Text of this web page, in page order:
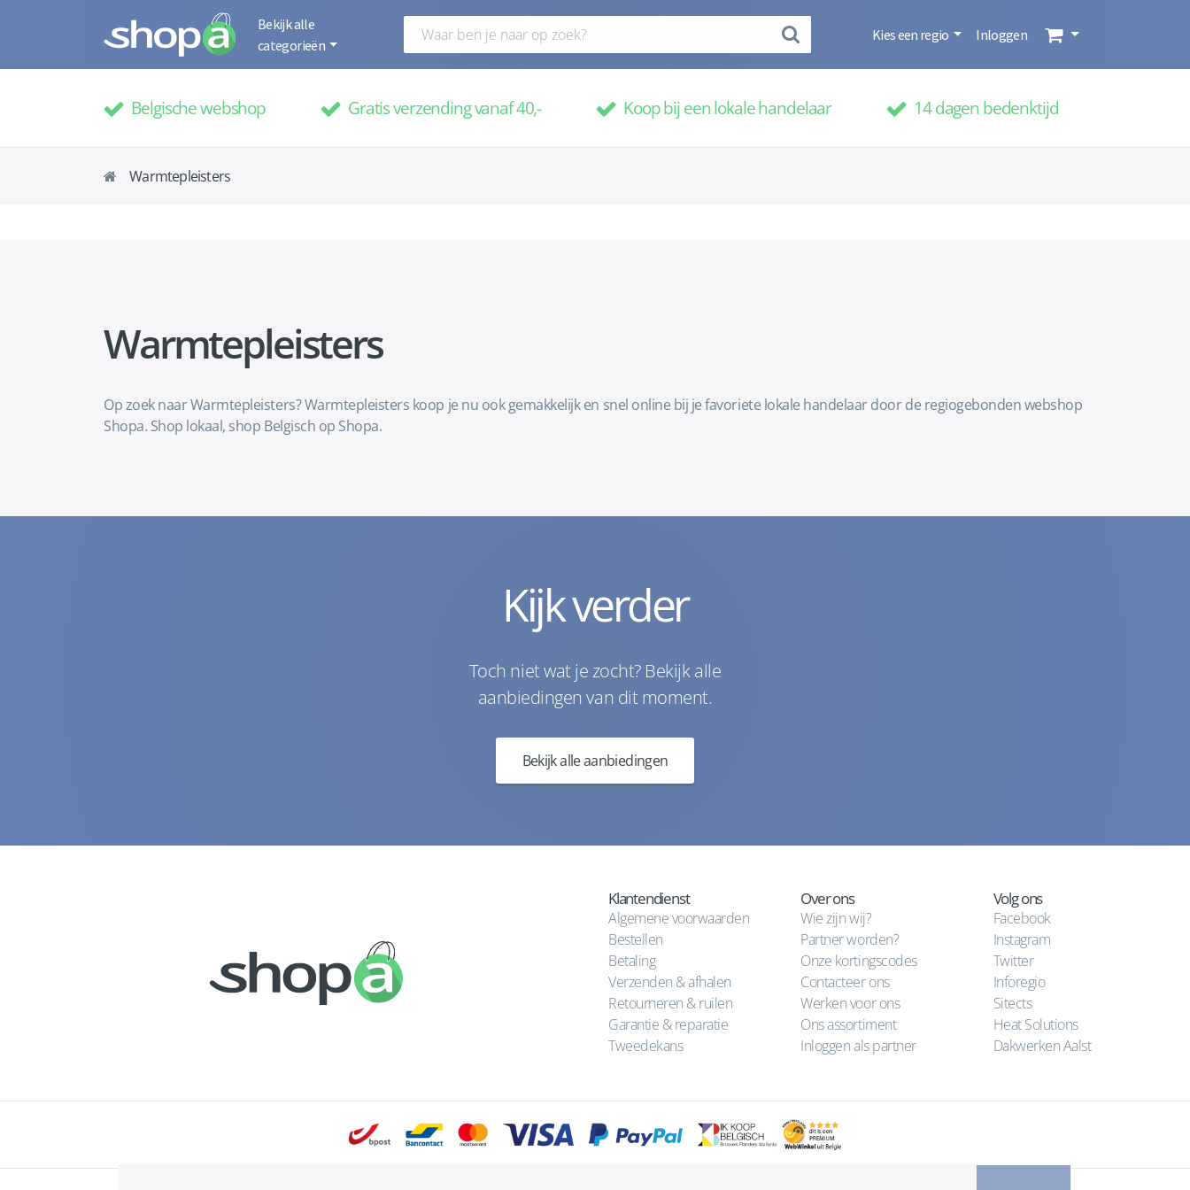
Bekijk alle
categorieën
Kies een regio Inloggen
Belgische webshop Gratis verzending vanaf 40,- Koop bij een lokale handelaar 14 dagen bedenktijd
Warmtepleisters
Warmtepleisters
Op zoek naar Warmtepleisters? Warmtepleisters koop je nu ook gemakkelijk en snel online bij je favoriete lokale handelaar door de regiogebonden webshop
Shopa. Shop lokaal, shop Belgisch op Shopa.
Kijk verder
Toch niet wat je zocht? Bekijk alle
aanbiedingen van dit moment.
Bekijk alle aanbiedingen
Klantendienst
Algemene voorwaarden
Bestellen
Betaling
Verzenden & afhalen
Retourneren & ruilen
Garantie & reparatie
Tweedekans
Over ons
Wie zijn wij?
Partner worden?
Onze kortingscodes
Contacteer ons
Werken voor ons
Ons assortiment
Inloggen als partner
Volg ons
Facebook
Instagram
Twitter
Inforegio
Sitects
Heat Solutions
Dakwerken Aalst